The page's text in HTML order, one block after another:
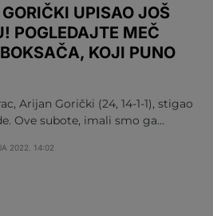
UPISAO JOŠ
POGLEDAJTE MEČ
KOJI PUNO
Arijan Gorički (24, 14-1-1), stigao
Ove subote, imali smo ga…
2022. 14:02